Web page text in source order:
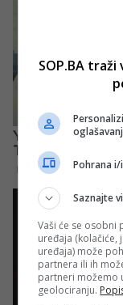
SOP.BA
Pohrana
Saznajte
Vaši će se osobni
uređaja
uređaja) može
partnera ili ih
partneri možemo
geolociranju.